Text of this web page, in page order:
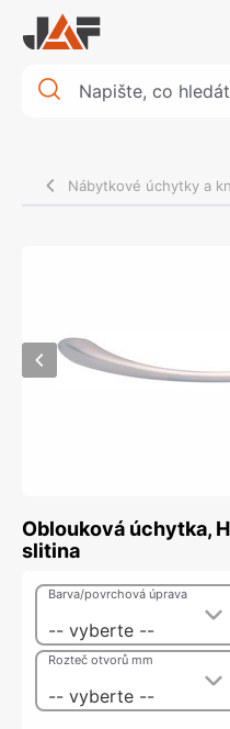
Nábytkové úchytky a
Oblouková úchytka,
slitina
-- vyberte --
Barva/povrchová úprava
-- vyberte --
Rozteč otvorů mm